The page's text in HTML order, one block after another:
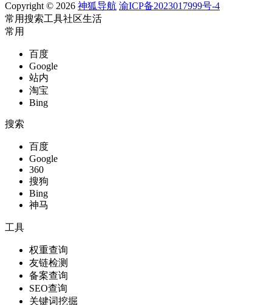
Copyright © 2026 神狐导航 渝ICP备2023017999号-4
常用搜索工具社区生活
常用
百度
Google
站内
淘宝
Bing
搜索
百度
Google
360
搜狗
Bing
神马
工具
权重查询
友链检测
备案查询
SEO查询
关键词挖掘